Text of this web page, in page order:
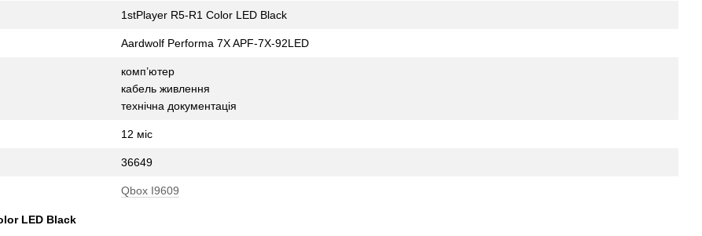
1stPlayer R5-R1 Color LED Black
Aardwolf Performa 7X APF-7X-92LED
комп’ютер
кабель живлення
технічна документація
12 міс
36649
Qbox I9609
LED Black